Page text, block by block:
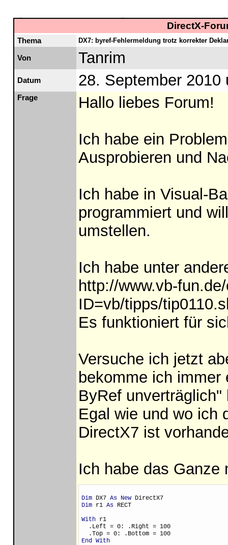
DirectX-
Thema DX7: byref-Fehlermeldung trotz korrekter
Von Tanrim
Datum 28. September 2010
Frage Hallo liebes Forum!
Ich habe ein
Ausprobieren und
Ich habe in Visual-
programmiert und
umstellen.
Ich habe unter
http://www.vb-
ID=vb/tipps/
Es funktioniert für
Versuche ich jetzt
bekomme ich
ByRef
Egal wie und wo ich
DirectX7 ist
Ich habe das Ganze
Dim DX7 As New DirectX7
Dim r1 As RECT
With r1
  .Left = 0: .Right = 100
  .Top = 0: .Bottom = 100
End With